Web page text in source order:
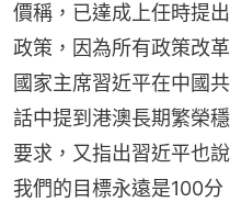
價稱，已達成上任時提
政策，因為所有政策改
國家主席習近平在中國
話中提到港澳長期繁榮
要求，又指出習近平也
我們的目標永遠是100